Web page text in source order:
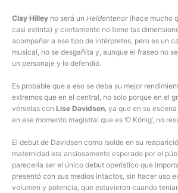
Clay Hilley no será un Heldentenor(hace mucho
casi extinta) y ciertamente no tiene las
acompañar a ese tipo de intérpretes, pero es un
musical, no se desgañita y, aunque el fraseo no
un personaje y lo defendió.
Es probable que a eso se deba su mejor
extremos que en el central, no solo porque en el
vérselas con Lise Davidsen, ya que en su
en ese momento magistral que es ‘O König’, no
El debut de Davidsen como Isolde en su
maternidad era ansiosamente esperado por el
parecería ser el único debut operístico que
presentó con sus medios intactos, sin hacer uso
volumen y potencia, que estuvieron cuando